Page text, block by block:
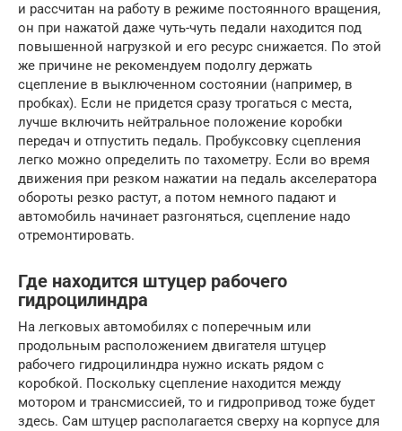
и рассчитан на работу в режиме постоянного вращения,
он при нажатой даже чуть-чуть педали находится под
повышенной нагрузкой и его ресурс снижается. По этой
же причине не рекомендуем подолгу держать
сцепление в выключенном состоянии (например, в
пробках). Если не придется сразу трогаться с места,
лучше включить нейтральное положение коробки
передач и отпустить педаль. Пробуксовку сцепления
легко можно определить по тахометру. Если во время
движения при резком нажатии на педаль акселератора
обороты резко растут, а потом немного падают и
автомобиль начинает разгоняться, сцепление надо
отремонтировать.
Где находится штуцер рабочего
гидроцилиндра
На легковых автомобилях с поперечным или
продольным расположением двигателя штуцер
рабочего гидроцилиндра нужно искать рядом с
коробкой. Поскольку сцепление находится между
мотором и трансмиссией, то и гидропривод тоже будет
здесь. Сам штуцер располагается сверху на корпусе для